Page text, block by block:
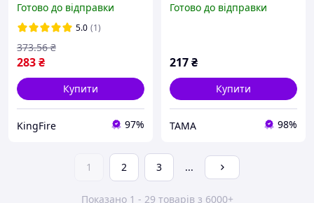
крилами для кота
реалістична іграшка
FIR41_R
Готово до відправки
5.0 (1)
283₴
373.56 ₴
Купити
KingFire 97%
махає крилами USB
Готово до відправки
217₴
Купити
TAMA 98%
1 2 3 ...
Показано 1 - 29 товарів з 6000+